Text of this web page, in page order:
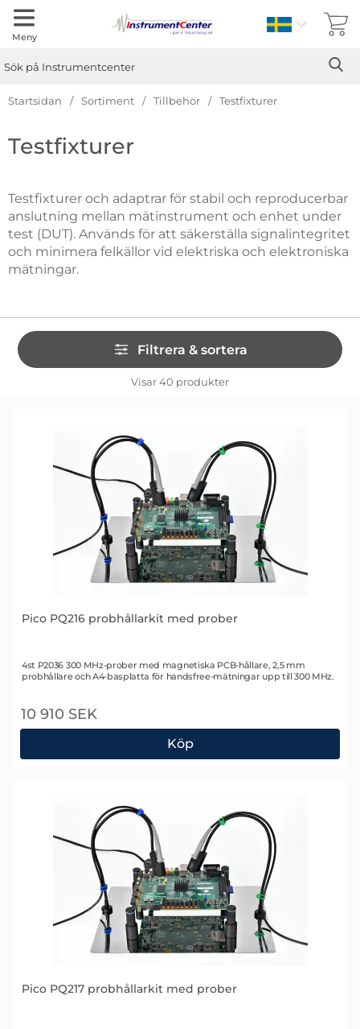
Meny Sverige
Startsidan Sortiment Tillbehör Testfixturer
Testfixturer
Testfixturer och adaptrar för stabil och reproducerbar
anslutning mellan mätinstrument och enhet under
test (DUT). Används för att säkerställa signalintegritet
och minimera felkällor vid elektriska och elektroniska
mätningar.
Hoppa
över
filtersektionen
Filtrera & sortera
Filtrera & sorteraVisar 40 produkter
Pico PQ216 probhållarkit med prober
Art. nr 2524
4st P2036 300 MHz-prober med magnetiska PCB-hållare, 2,5 mm
probhållare och A4-basplatta för handsfree-mätningar upp till 300 MHz.
10 910 SEK
Köp
Pico PQ216 probhållarkit med prober
Pico PQ217 probhållarkit med prober